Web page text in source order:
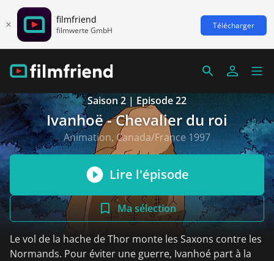
filmfriend
filmwerte GmbH Télécharger
Saison 2 | Episode 22
Ivanhoë - Chevalier du roi
Animation, Canada/France 1997
Lire l'épisode
Ma sélection
Le vol de la hache de Thor monte les Saxons contre les
Normands. Pour éviter une guerre, Ivanhoé part à la